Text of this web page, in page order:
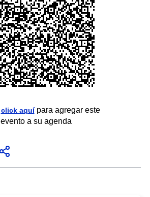
click aquípara agregar este
evento a su agenda